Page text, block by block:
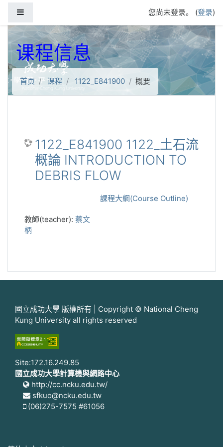
您尚未登录。 (登录)
课程信息
首页 课程 1122_E841900 概要
1122_E841900 1122_土石流
概論 INTRODUCTION TO
DEBRIS FLOW
課程大綱(Course Outline)
教師(teacher): 蔡文
柄
國立成功大學 版權所有 | Copyright © National Cheng
Kung University all rights reserved
Site:172.16.249.85
國立成功大學計算機與網路中心
http://cc.ncku.edu.tw/
sfkuo@ncku.edu.tw
(06)275-7575 #61056